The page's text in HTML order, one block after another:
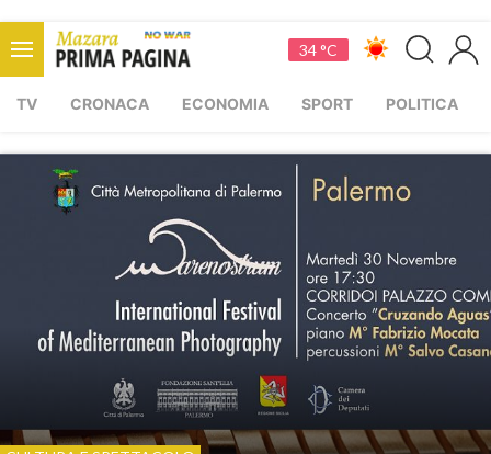
34 °C
TV CRONACA ECONOMIA SPORT POLITICA